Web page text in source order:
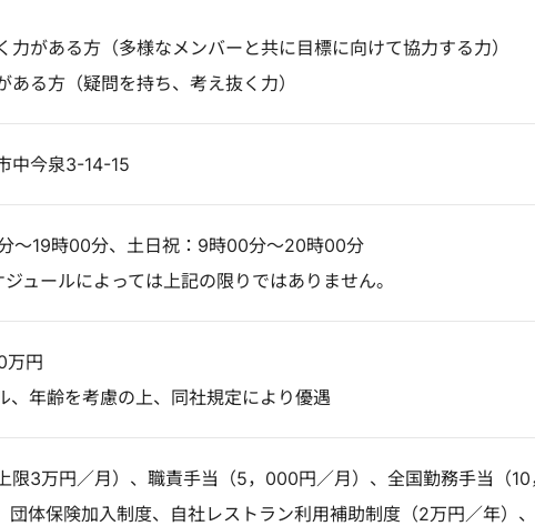
力がある方（多様なメンバーと共に目標に向けて協力する力）
ある方（疑問を持ち、考え抜く力）
中今泉3-14-15
～19時00分、土日祝：9時00分～20時00分
ュールによっては上記の限りではありません。
万円
、年齢を考慮の上、同社規定により優遇
限3万円／月）、職責手当（5，000円／月）、全国勤務手当（10
体保険加入制度、自社レストラン利用補助制度（2万円／年）、